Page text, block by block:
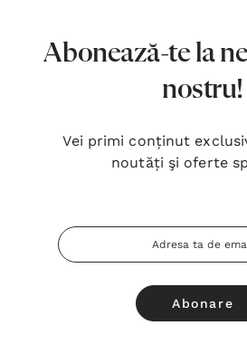
Abonează-te la
nostru!
Vei primi conținut
noutăți şi oferte
Adresa
Email